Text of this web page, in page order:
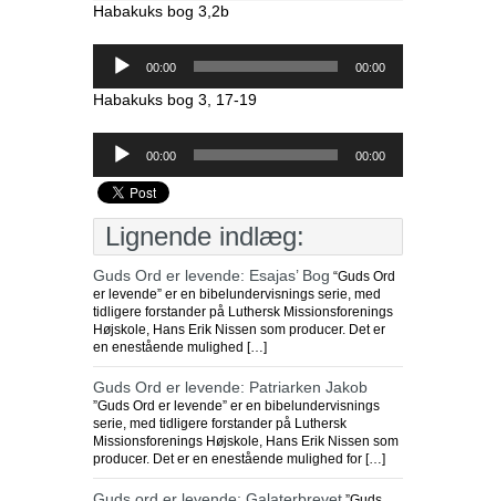
Habakuks bog 3,2b
00:00 00:00
Habakuks bog 3, 17-19
00:00 00:00
Lignende indlæg:
Guds Ord er levende: Esajas’ Bog “Guds Ord
er levende” er en bibelundervisnings serie, med
tidligere forstander på Luthersk Missionsforenings
Højskole, Hans Erik Nissen som producer. Det er
en enestående mulighed […]
Guds Ord er levende: Patriarken Jakob
”Guds Ord er levende” er en bibelundervisnings
serie, med tidligere forstander på Luthersk
Missionsforenings Højskole, Hans Erik Nissen som
producer. Det er en enestående mulighed for […]